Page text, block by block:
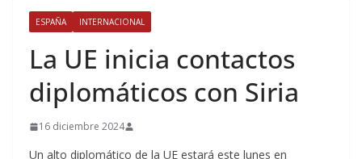
ESPAÑA INTERNACIONAL
La UE inicia contactos
diplomáticos con Siria
16 diciembre 2024
Un alto diplomático de la UE estará este lunes en